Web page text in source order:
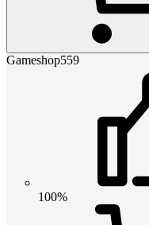
Gameshop559
100%